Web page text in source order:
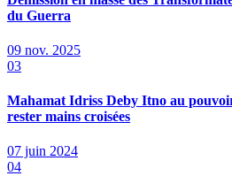
du Guerra
09 nov. 2025
03
Mahamat Idriss Deby Itno au
rester mains croisées
07 juin 2024
04